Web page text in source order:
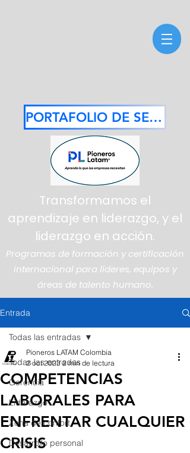
PORTAFOLIO DE SERVICIOS 2026
Transformamos el
aprendizaje en liderazgo, y el
liderazgo en acción.
Programas de formación y certificación
internacional para líderes, equipos y
áreas de talento humano.
Entrada
Todas las entradas
Gerencia
Liderazgo
Zona de confort
Desarrollo personal
Todas las entradas
COMPETENCIAS
LABORALES PARA
ENFRENTAR CUALQUIER
CRISIS
Pioneros LATAM Colombia
2 oct 2023 2 min de lectura